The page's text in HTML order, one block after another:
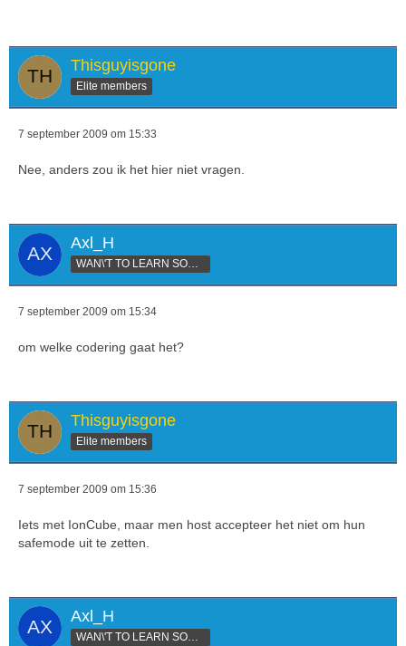
Thisguyisgone
Elite members
7 september 2009 om 15:33
Nee, anders zou ik het hier niet vragen.
Axl_H
7 september 2009 om 15:34
om welke codering gaat het?
Thisguyisgone
Elite members
7 september 2009 om 15:36
Iets met IonCube, maar men host accepteer het niet om hun
safemode uit te zetten.
Axl_H